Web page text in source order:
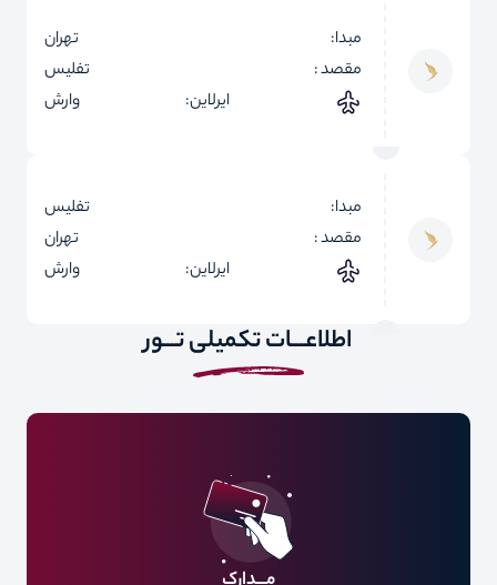
مبدا:
تهران
مقصد :
تفلیس
ایرلاین:
وارش
مبدا:
تفلیس
مقصد :
تهران
ایرلاین:
وارش
اطلاعـــات تکمیلی تـــور